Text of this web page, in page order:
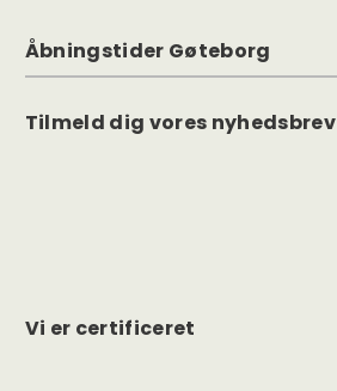
Åbningstider Gøteborg
Tilmeld dig vores nyhedsbrev
Vi er certificeret